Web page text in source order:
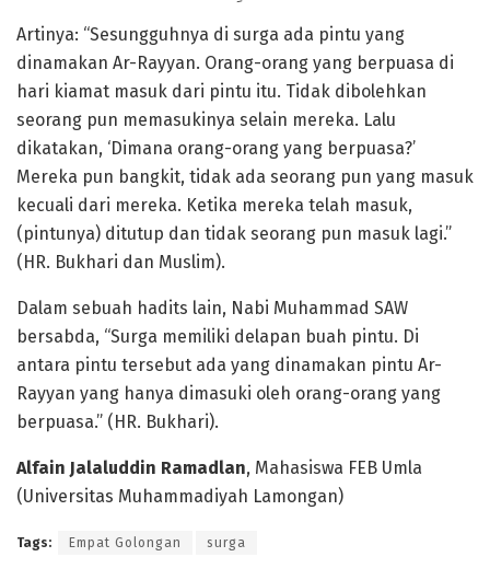
Artinya: “Sesungguhnya di surga ada pintu yang
dinamakan Ar-Rayyan. Orang-orang yang berpuasa di
hari kiamat masuk dari pintu itu. Tidak dibolehkan
seorang pun memasukinya selain mereka. Lalu
dikatakan, ‘Dimana orang-orang yang berpuasa?’
Mereka pun bangkit, tidak ada seorang pun yang masuk
kecuali dari mereka. Ketika mereka telah masuk,
(pintunya) ditutup dan tidak seorang pun masuk lagi.”
(HR. Bukhari dan Muslim).
Dalam sebuah hadits lain, Nabi Muhammad SAW
bersabda, “Surga memiliki delapan buah pintu. Di
antara pintu tersebut ada yang dinamakan pintu Ar-
Rayyan yang hanya dimasuki oleh orang-orang yang
berpuasa.” (HR. Bukhari).
Alfain Jalaluddin Ramadlan, Mahasiswa FEB Umla
(Universitas Muhammadiyah Lamongan)
Tags: Empat Golongan surga